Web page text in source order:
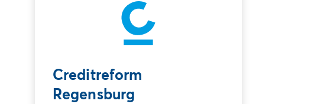
Creditreform
Regensburg